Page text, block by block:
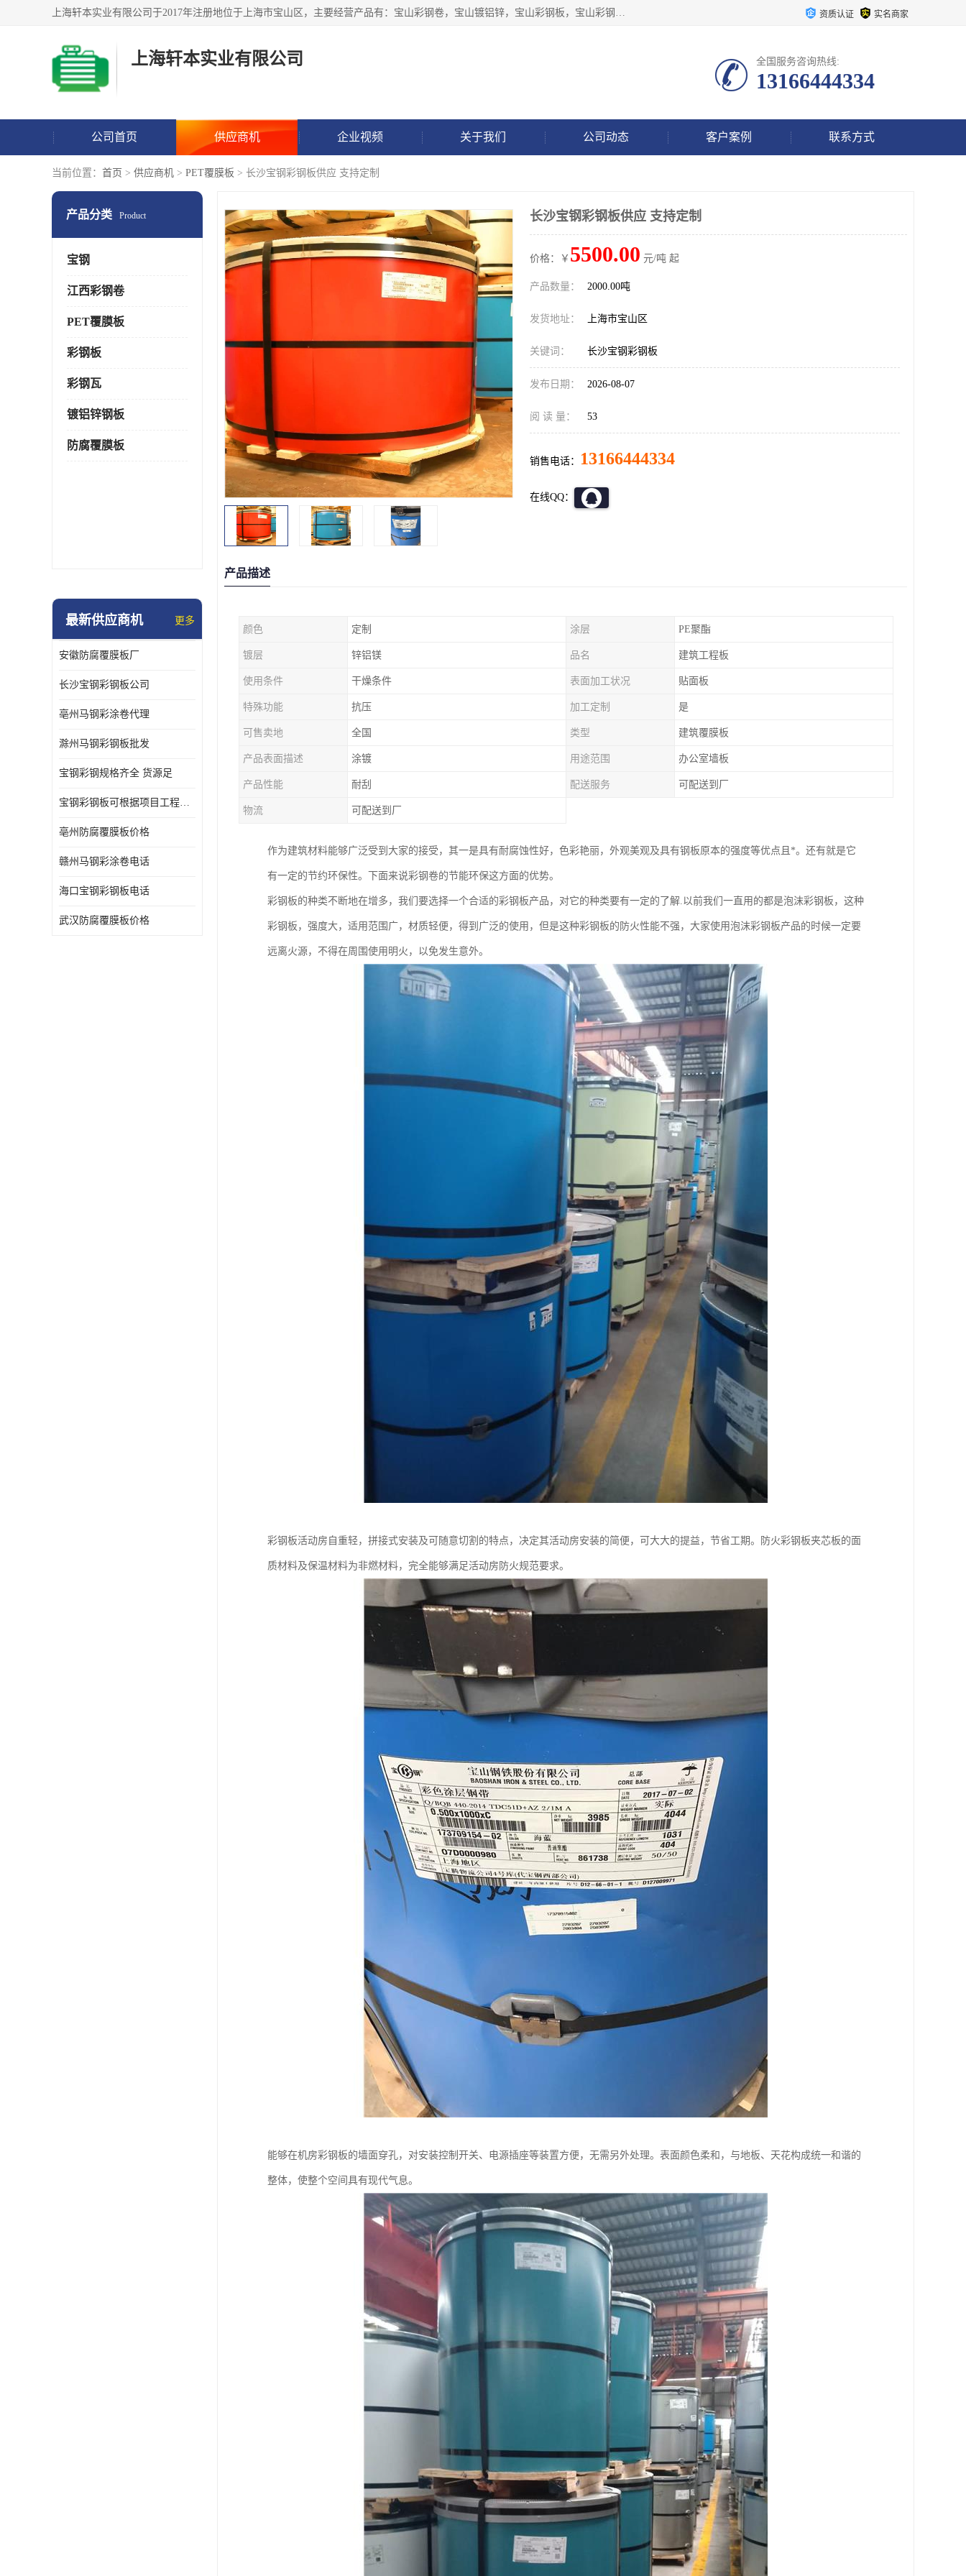
上海轩本实业有限公司于2017年注册地位于上海市宝山区，主要经营产品有：宝山彩钢卷，宝山镀铝锌，宝山彩钢板，宝山彩钢瓦等产品的生产和销售。 资质认证 实名商家
上海轩本实业有限公司 全国服务咨询热线:
13166444334
公司首页 供应商机 企业视频 关于我们 公司动态 客户案例 联系方式
当前位置： 首页 > 供应商机 > PET覆膜板 > 长沙宝钢彩钢板供应 支持定制
产品分类 Product
宝钢
江西彩钢卷
PET覆膜板
彩钢板
彩钢瓦
镀铝锌钢板
防腐覆膜板
最新供应商机 更多
安徽防腐覆膜板厂
长沙宝钢彩钢板公司
亳州马钢彩涂卷代理
滁州马钢彩钢板批发
宝钢彩钢规格齐全 货源足
宝钢彩钢板可根据项目工程定制
亳州防腐覆膜板价格
赣州马钢彩涂卷电话
海口宝钢彩钢板电话
武汉防腐覆膜板价格
长沙宝钢彩钢板供应 支持定制
价格：￥ 5500.00 元/吨 起
产品数量： 2000.00吨
发货地址： 上海市宝山区
关键词： 长沙宝钢彩钢板
发布日期： 2026-08-07
阅 读 量： 53
销售电话： 13166444334
在线QQ：
产品描述
颜色 定制 涂层 PE聚酯
镀层 锌铝镁 品名 建筑工程板
使用条件 干燥条件 表面加工状况 贴面板
特殊功能 抗压 加工定制 是
可售卖地 全国 类型 建筑覆膜板
产品表面描述 涂镀 用途范围 办公室墙板
产品性能 耐刮 配送服务 可配送到厂
物流 可配送到厂
作为建筑材料能够广泛受到大家的接受，其一是具有耐腐蚀性好，色彩艳丽，外观美观及具有钢板原本的强度等优点且*。还有就是它
有一定的节约环保性。下面来说彩钢卷的节能环保这方面的优势。
彩钢板的种类不断地在增多，我们要选择一个合适的彩钢板产品，对它的种类要有一定的了解.以前我们一直用的都是泡沫彩钢板，这种
彩钢板，强度大，适用范围广，材质轻便，得到广泛的使用，但是这种彩钢板的防火性能不强，大家使用泡沫彩钢板产品的时候一定要
远离火源，不得在周围使用明火，以免发生意外。
彩钢板活动房自重轻，拼接式安装及可随意切割的特点，决定其活动房安装的简便，可大大的提益，节省工期。防火彩钢板夹芯板的面
质材料及保温材料为非燃材料，完全能够满足活动房防火规范要求。
能够在机房彩钢板的墙面穿孔，对安装控制开关、电源插座等装置方便，无需另外处理。表面颜色柔和，与地板、天花构成统一和谐的
整体，使整个空间具有现代气息。